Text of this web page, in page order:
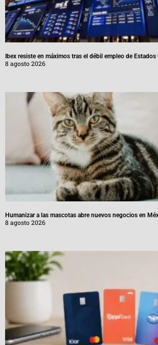
Ibex resiste en máximos tras el débil empleo de Estados
8 agosto 2026
Humanizar a las mascotas abre nuevos negocios en
8 agosto 2026